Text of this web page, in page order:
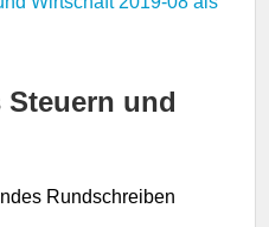
Steuern und
Rundschreiben